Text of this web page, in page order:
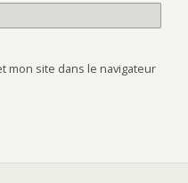
mon site dans le navigateur